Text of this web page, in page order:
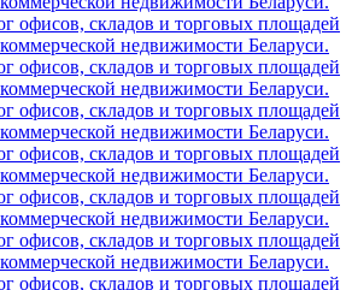
офисов, складов и торговых площадей
недвижимости Беларуси.
офисов, складов и торговых площадей
недвижимости Беларуси.
офисов, складов и торговых площадей
недвижимости Беларуси.
офисов, складов и торговых площадей
недвижимости Беларуси.
офисов, складов и торговых площадей
недвижимости Беларуси.
офисов, складов и торговых площадей
недвижимости Беларуси.
офисов, складов и торговых площадей